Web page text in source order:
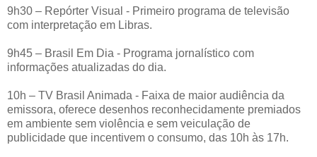
9h30 – Repórter Visual - Primeiro programa de televisão
com interpretação em Libras.
9h45 – Brasil Em Dia - Programa jornalístico com
informações atualizadas do dia.
10h – TV Brasil Animada - Faixa de maior audiência da
emissora, oferece desenhos reconhecidamente premiados
em ambiente sem violência e sem veiculação de
publicidade que incentivem o consumo, das 10h às 17h.